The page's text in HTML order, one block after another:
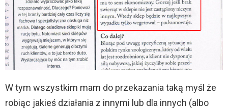
W tym wszystkim mam do przekazania taką myśl że
robiąc jakieś działania z innymi lub dla innych (albo